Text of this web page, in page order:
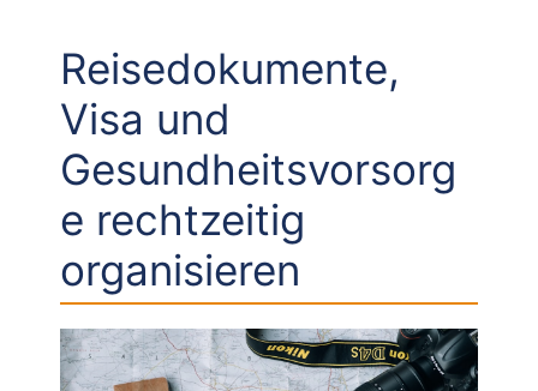
Reisedokumente,
Visa und
Gesundheitsvorsorg
e rechtzeitig
organisieren